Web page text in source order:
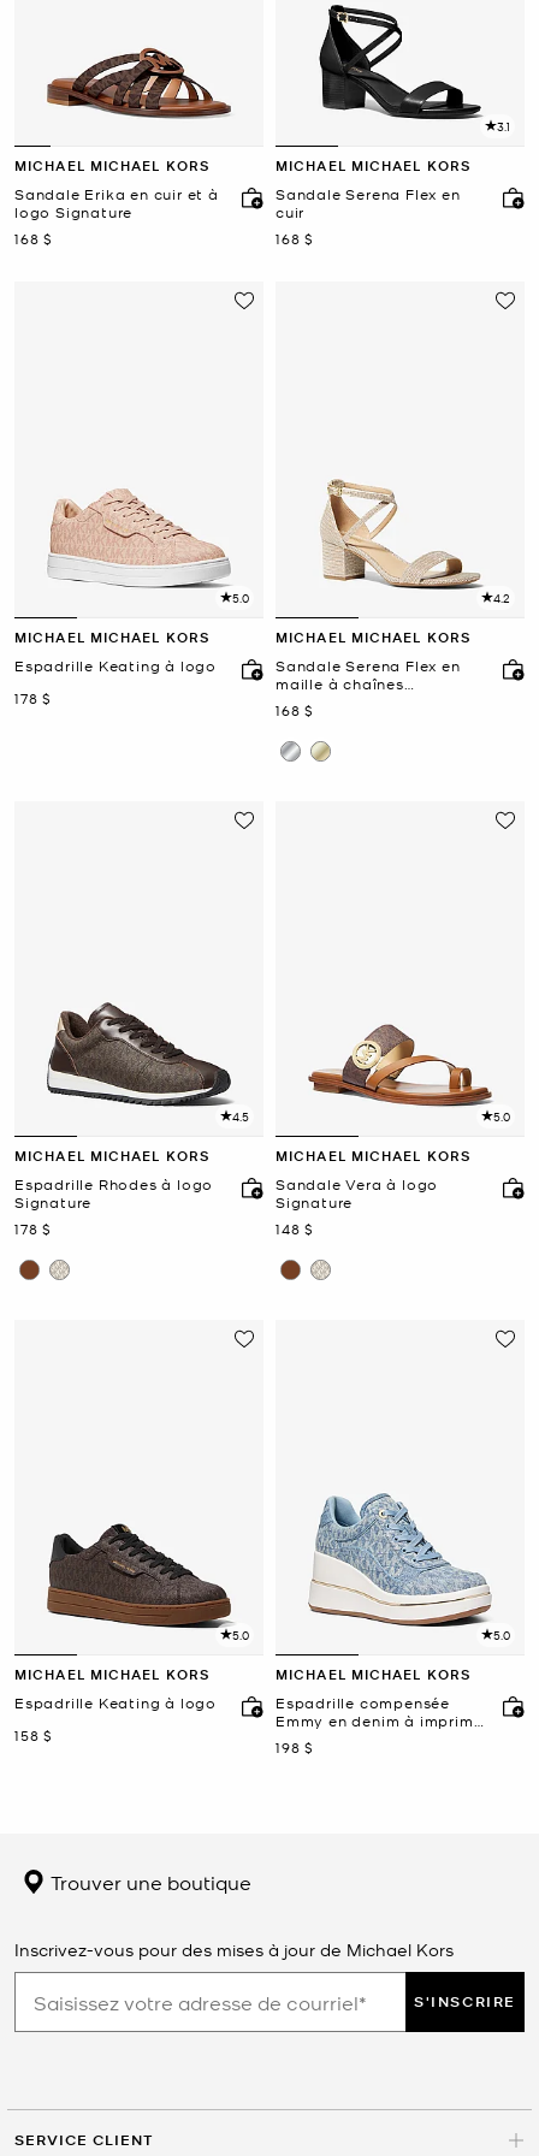
MICHAEL MICHAEL KORS
Sandale Erika en cuir et à
logo Signature
maintenant
168 $
3.1
MICHAEL MICHAEL KORS
Sandale Serena Flex en
cuir
maintenant
168 $
5.0
MICHAEL MICHAEL KORS
Espadrille Keating à logo
maintenant
178 $
4.2
MICHAEL MICHAEL KORS
Sandale Serena Flex en
maille à chaînes
scintillante
maintenant
168 $
4.5
MICHAEL MICHAEL KORS
Espadrille Rhodes à logo
Signature
maintenant
178 $
5.0
MICHAEL MICHAEL KORS
Sandale Vera à logo
Signature
maintenant
148 $
5.0
MICHAEL MICHAEL KORS
Espadrille Keating à logo
maintenant
158 $
5.0
MICHAEL MICHAEL KORS
Espadrille compensée
Emmy en denim à imprimé
à logo Signature
maintenant
198 $
Trouver une boutique
Inscrivez-vous pour des mises à jour de Michael Kors
S'INSCRIRE
SERVICE CLIENT